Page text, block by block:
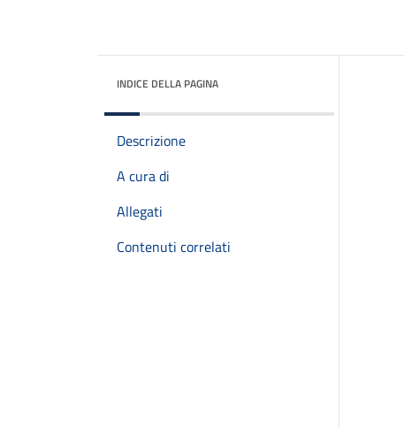
INDICE DELLA PAGINA
Descrizione
A cura di
Allegati
Contenuti correlati